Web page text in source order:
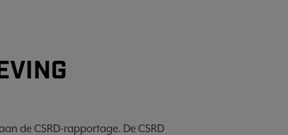
de CSRD-rapportage. De CSRD